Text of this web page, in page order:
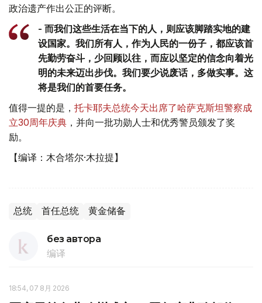
政治遗产作出公正的评断。
- 而我们这些生活在当下的人，则应该脚踏实地的建
设国家。我们所有人，作为人民的一份子，都应该首
先勤劳奋斗，少回顾以往，而应以坚定的信念向着光
明的未来迈出步伐。我们要少说废话，多做实事。这
将是我们的首要任务。
值得一提的是， 托卡耶夫总统今天出席了哈萨克斯坦警察成
立30周年庆典 ，并向一批功勋人士和优秀警员颁发了奖
励。
【编译：木合塔尔·木拉提】
总统 首任总统 黄金储备
без автора
编译
18:54, 07 8月 2026